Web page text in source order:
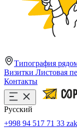
Типография
Визитки Листовая
Контакты
Русский
+998 94 517 71 33